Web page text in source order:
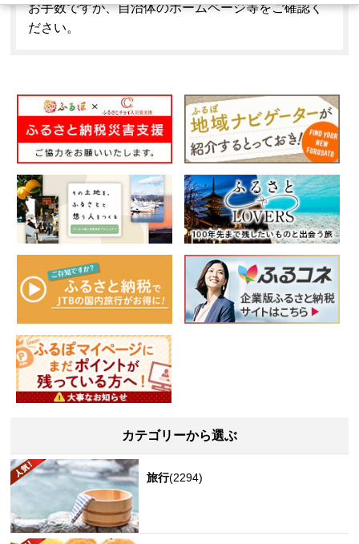
お手数ですが、自治体のホームページ等をご確認く
ださい。
カテゴリーから選ぶ
旅行(2294)